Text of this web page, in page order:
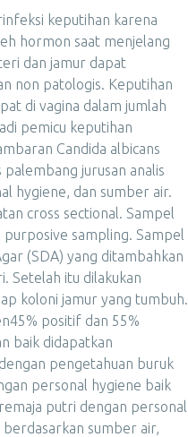
keputihan karena
hormon saat menjelang
dan jamur dapat
non patologis. Keputihan
di vagina dalam jumlah
pemicu keputihan
Candida albicans
jurusan analis
hygiene, dan sumber air.
cross sectional. Sampel
sampling. Sampel
(SDA) yang ditambahkan
Setelah itu dilakukan
koloni jamur yang tumbuh.
positif dan 55%
baik didapatkan
pengetahuan buruk
personal hygiene baik
putri dengan personal
sumber air,